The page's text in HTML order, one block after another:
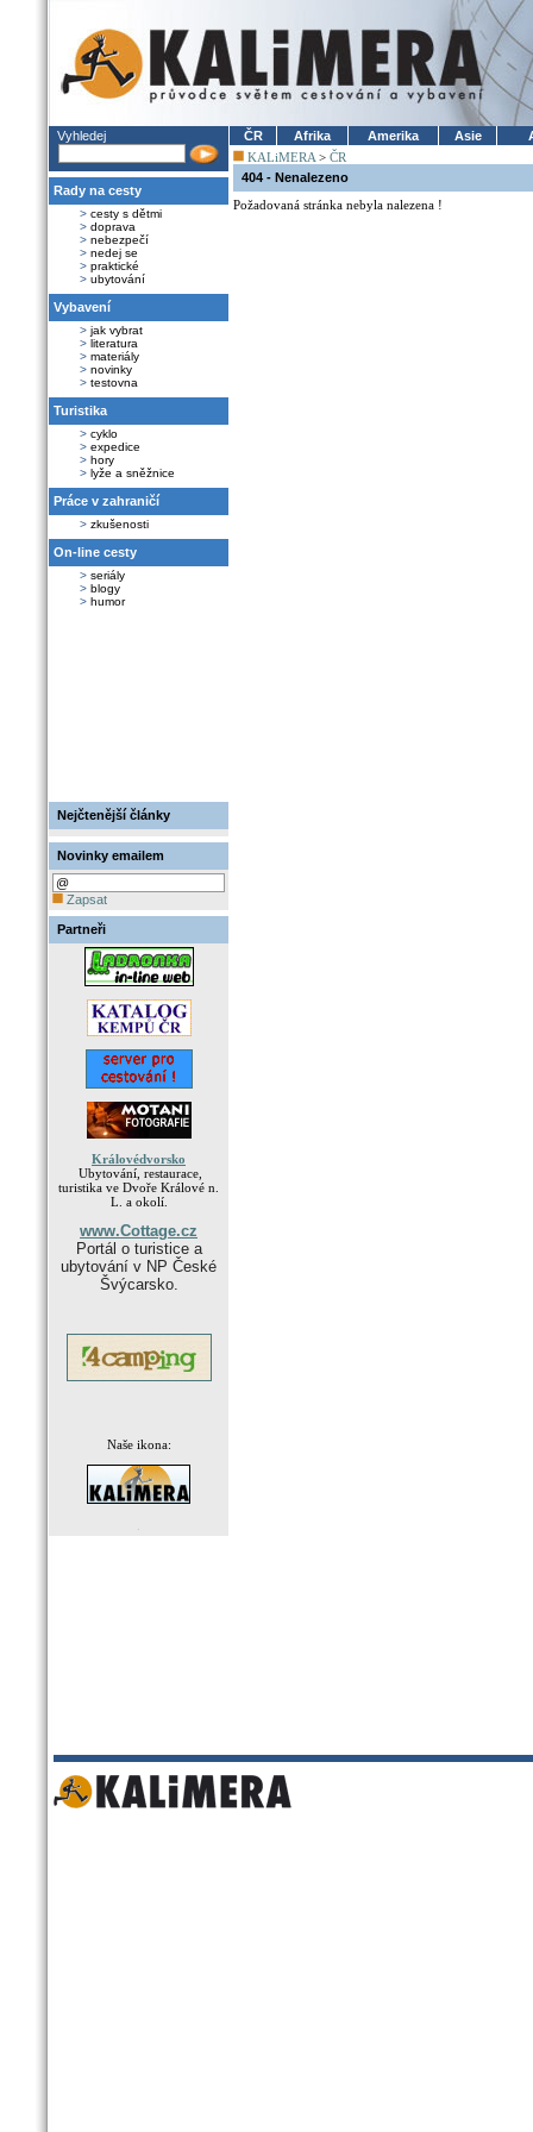
Vyhledej
Rady na cesty
> cesty s dětmi
> doprava
> nebezpečí
> nedej se
> praktické
> ubytování
Vybavení
> jak vybrat
> literatura
> materiály
> novinky
> testovna
Turistika
> cyklo
> expedice
> hory
> lyže a sněžnice
Práce v zahraničí
> zkušenosti
On-line cesty
> seriály
> blogy
> humor
Nejčtenější články
Novinky emailem
Zapsat
Partneři
Královédvorsko
Ubytování, restaurace,
turistika ve Dvoře Králové n.
L. a okolí.
www.Cottage.cz
Portál o turistice a
ubytování v NP České
Švýcarsko.
Naše ikona:
ČR Afrika Amerika Asie
KALiMERA > ČR
404 - Nenalezeno
Požadovaná stránka nebyla nalezena !